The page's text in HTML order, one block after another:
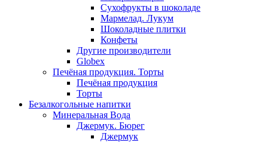
Сухофрукты в шоколаде
Мармелад. Лукум
Шоколадные плитки
Конфеты
Другие производители
Globex
Печёная продукция. Торты
Печёная продукция
Торты
Безалкогольные напитки
Минеральная Вода
Джермук. Бюрег
Джермук